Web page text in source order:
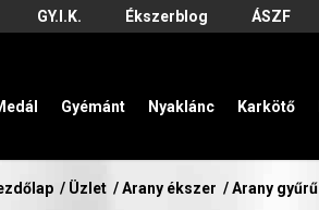
GY.I.K. Ékszerblog ÁSZF
Gyémánt Nyaklánc Karkötő
/ Üzlet / Arany ékszer / Arany gyűrű